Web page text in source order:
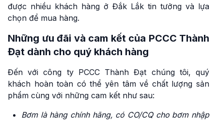
được nhiều khách hàng ở Đắk Lắk tin tưởng và lựa
chọn để mua hàng.
Những ưu đãi và cam kết của PCCC Thành
Đạt dành cho quý khách hàng
Đến với công ty PCCC Thành Đạt chúng tôi, quý
khách hoàn toàn có thể yên tâm về chất lượng sản
phẩm cùng với những cam kết như sau:
Bơm là hàng chính hãng, có CO/CQ cho bơm nhập